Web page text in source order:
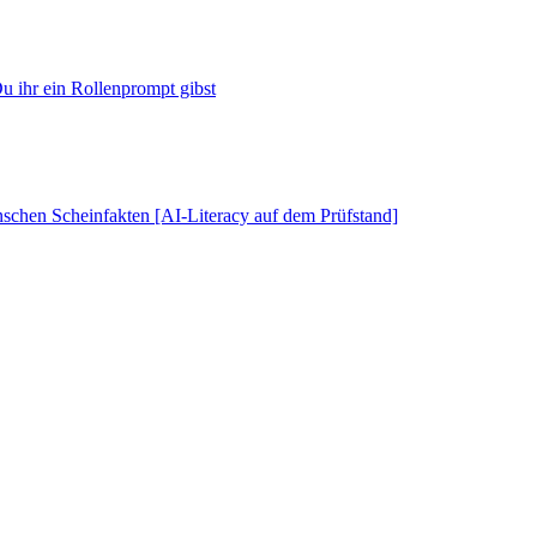
ihr ein Rollenprompt gibst
Scheinfakten [AI-Literacy auf dem Prüfstand]